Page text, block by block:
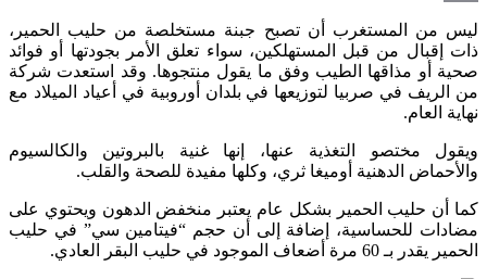
Email
ليس من المستغرب أن تصبح جبنة مستخلصة من حليب الحمير،
ذات إقبال من قبل المستهلكين، سواء تعلق الأمر بجودتها أو فوائد
صحية أو مذاقها الطيب وفق ما يقول منتجوها. وقد استعدت شركة
من الريف في صربيا لتوزيعها في بلدان أوروبية في أعياد الميلاد مع
نهاية العام.
ويقول مختصو التغذية عنها، إنها غنية بالبروتين والكالسيوم
والأحماض الدهنية أوميغا ثري، وكلها مفيدة للصحة والقلب.
كما أن حليب الحمير بشكل عام يعتبر منخفض الدهون ويحتوي على
مضادات للحساسية، إضافة إلى أن حجم “فيتامين سي” في حليب
الحمير يقدر بـ 60 مرة أضعاف الموجود في حليب البقر العادي.